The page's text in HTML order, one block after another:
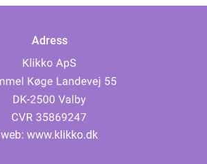
Adress
web: www.klikko.dk